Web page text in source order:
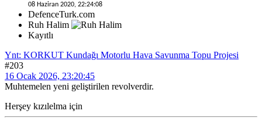
08 Haziran 2020, 22:24:08
DefenceTurk.com
Ruh Halim
Kayıtlı
Ynt: KORKUT Kundağı Motorlu Hava Savunma Topu Projesi
#203
16 Ocak 2026, 23:20:45
Muhtemelen yeni geliştirilen revolverdir.
Herşey kızılelma için